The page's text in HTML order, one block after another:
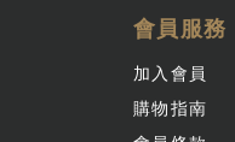
會員服務
加入會員
購物指南